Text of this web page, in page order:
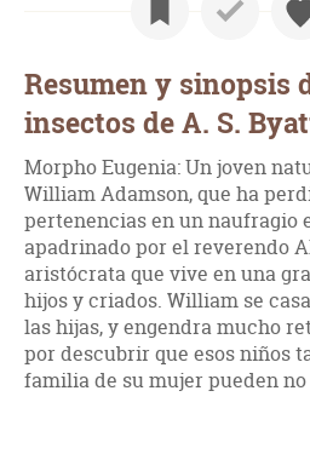
Resumen y sinopsis
insectos de A. S.
Morpho Eugenia: Un joven
William Adamson, que ha
pertenencias en un naufragio
apadrinado por el reverendo
aristócrata que vive en una
hijos y criados. William se
las hijas, y engendra mucho
por descubrir que esos niños
familia de su mujer pueden